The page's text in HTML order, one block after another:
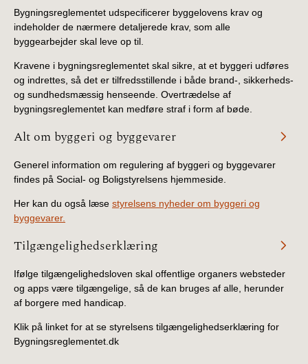
Bygningsreglementet udspecificerer byggelovens krav og
indeholder de nærmere detaljerede krav, som alle
byggearbejder skal leve op til.
Kravene i bygningsreglementet skal sikre, at et byggeri udføres
og indrettes, så det er tilfredsstillende i både brand-, sikkerheds-
og sundhedsmæssig henseende. Overtrædelse af
bygningsreglementet kan medføre straf i form af bøde.
Alt om byggeri og byggevarer
Generel information om regulering af byggeri og byggevarer
findes på Social- og Boligstyrelsens hjemmeside.
Her kan du også læse styrelsens nyheder om byggeri og
byggevarer.
Tilgængelighedserklæring
Ifølge tilgængelighedsloven skal offentlige organers websteder
og apps være tilgængelige, så de kan bruges af alle, herunder
af borgere med handicap.
Klik på linket for at se styrelsens tilgængelighedserklæring for
Bygningsreglementet.dk